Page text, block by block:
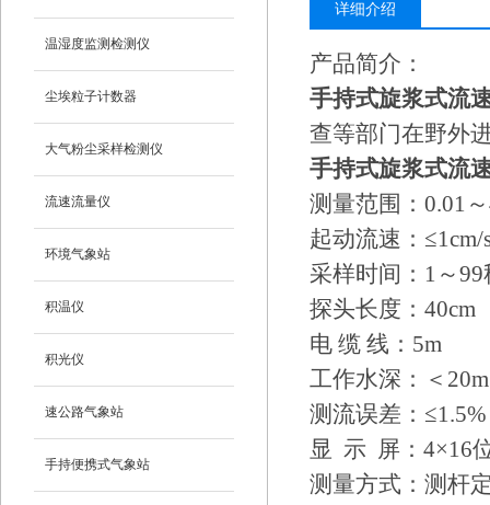
温湿度监测检测仪
尘埃粒子计数器
大气粉尘采样检测仪
流速流量仪
环境气象站
积温仪
积光仪
速公路气象站
手持便携式气象站
详细介绍
产品简介：
手持式旋浆式流
查等部门在野外
手持式旋浆式流
测量范围：0.01
起动流速：≤1cm/
采样时间：1～
探头长度：40cm
电 缆 线：5m
工作水深：＜20m
测流误差：≤1.5%
显 示 屏：4×16
测量方式：测杆